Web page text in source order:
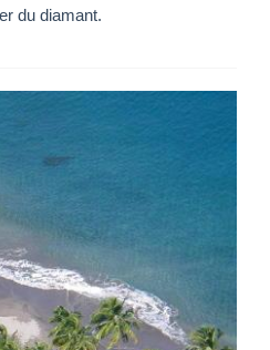
du diamant.